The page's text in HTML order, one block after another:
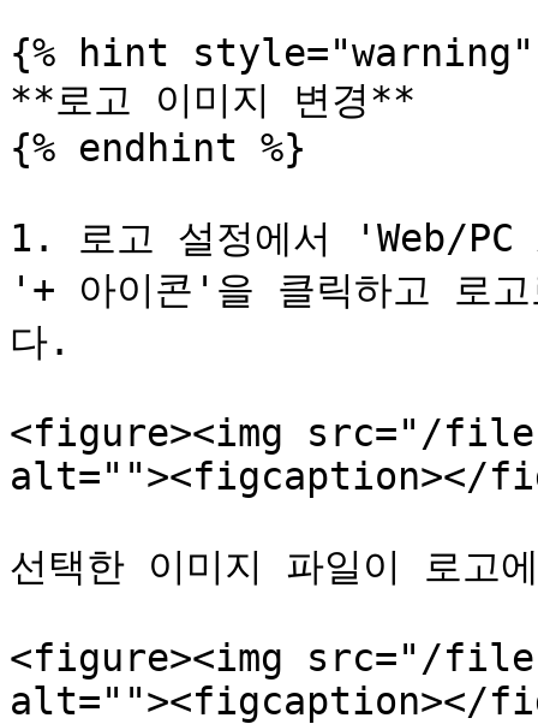
{% hint style="warning"
**로고 이미지 변경**
{% endhint %}
1. 로고 설정에서 'Web/PC
'+ 아이콘'을 클릭하고 로
다.
<figure><img src="/
alt=""><figcaption></
선택한 이미지 파일이 로고
<figure><img src="/files/
alt=""><figcaption></